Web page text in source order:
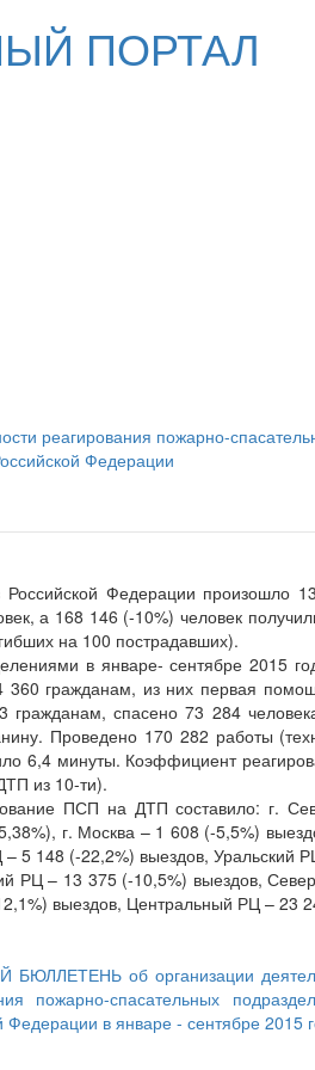
ПОРТАЛ
реагирования пожарно-
Федерации
Федерации произошло
а 168 146 (-10%) человек
на 100 пострадавших).
в январе- сентябре 2015
гражданам, из них первая
гражданам, спасено 73 284
Проведено 170 282 работы
6,4 минуты. Коэффициент
из 10-ти).
ПСП на ДТП составило: г.
г. Москва – 1 608 (-5,5%)
5 148 (-22,2%) выездов,
РЦ – 13 375 (-10,5%) выездов,
выездов, Центральный РЦ – 23
об организации
пожарно-спасательных
Федерации в январе - сентябре 2015